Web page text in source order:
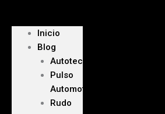
Inicio
Blog
Autoteca
Pulso
Automotriz
Rudo